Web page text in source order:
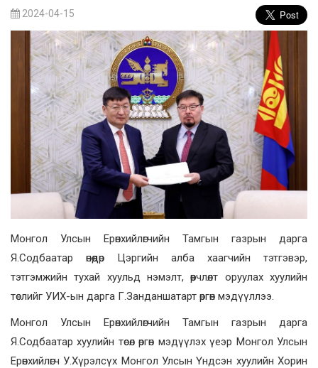
2024-04-15
Монгол Улсын Ерөнхийлөгчийн Тамгын газрын дарга
Я.Содбаатар өнөөдөр Цэргийн алба хаагчийн тэтгэвэр,
тэтгэмжийн тухай хуульд нэмэлт, өөрчлөлт оруулах хуулийн
төслийг УИХ-ын дарга Г.Занданшатарт өргөн мэдүүллээ.
Монгол Улсын Ерөнхийлөгчийн Тамгын газрын дарга
Я.Содбаатар хуулийн төсөл өргөн мэдүүлэх үеэр Монгол Улсын
Ерөнхийлөгч У.Хүрэлсүх Монгол Улсын Үндсэн хуулийн Хорин